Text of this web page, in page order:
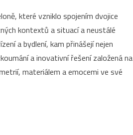
které vzniklo spojením dvojice
kontextů a situací a neustálé
a bydlení, kam přinášejí nejen
a inovativní řešení založená na
materiálem a emocemi ve své